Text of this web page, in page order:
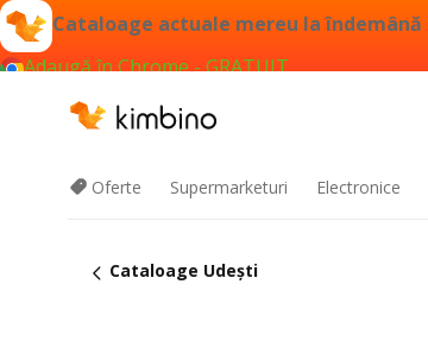
Cataloage actuale mereu la îndemână
Adaugă în Chrome - GRATUIT
Oferte Supermarketuri Electronice
Cataloage Udeşti